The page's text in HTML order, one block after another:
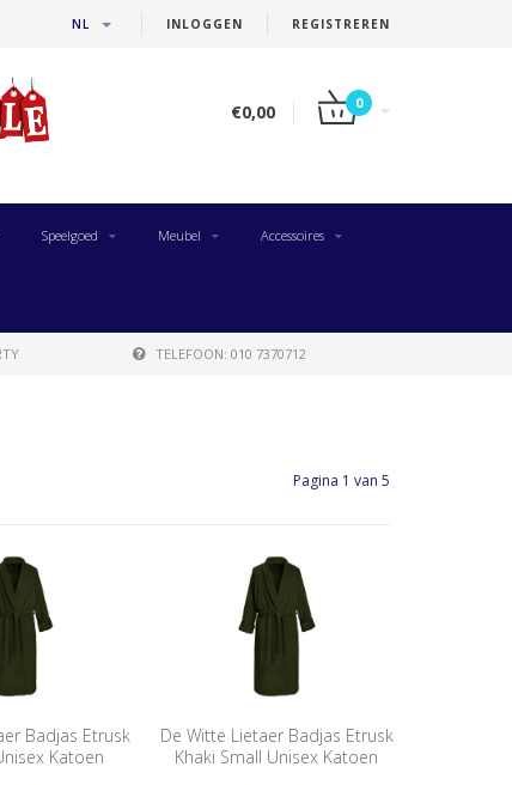
INLOGGEN REGISTREREN
NL
€0,00 0
Speelgoed Meubel Accessoires
TELEFOON: 010 7370712
Pagina 1 van 5
Badjas Etrusk
Katoen
De Witte Lietaer Badjas Etrusk
Khaki Small Unisex Katoen